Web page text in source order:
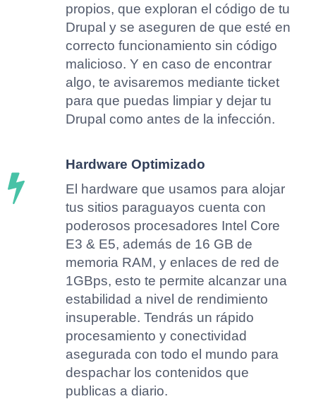
propios, que exploran el código de tu
Drupal y se aseguren de que esté en
correcto funcionamiento sin código
malicioso. Y en caso de encontrar
algo, te avisaremos mediante ticket
para que puedas limpiar y dejar tu
Drupal como antes de la infección.
Hardware Optimizado
El hardware que usamos para alojar
tus sitios paraguayos cuenta con
poderosos procesadores Intel Core
E3 & E5, además de 16 GB de
memoria RAM, y enlaces de red de
1GBps, esto te permite alcanzar una
estabilidad a nivel de rendimiento
insuperable. Tendrás un rápido
procesamiento y conectividad
asegurada con todo el mundo para
despachar los contenidos que
publicas a diario.